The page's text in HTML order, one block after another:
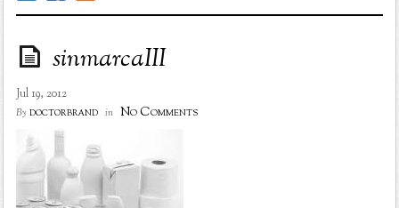
sinmarcaIII
Jul 19, 2012
Bydoctorbrand in No Comments